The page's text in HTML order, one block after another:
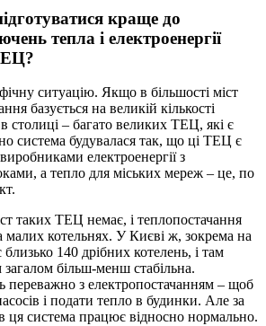
краще до
тепла і електроенергії
ситуацію. Якщо в більшості міст
базується на великій кількості
столиці – багато великих ТЕЦ, які є
система будувалася так, що ці ТЕЦ є
електроенергії з
а тепло для міських мереж – це, по
таких ТЕЦ немає, і теплопостачання
малих котельнях. У Києві ж, зокрема на
140 дрібних котелень, і там
загалом більш-менш стабільна.
з електропостачанням – щоб
і подати тепло в будинки. Але за
ця система працює відносно нормально.